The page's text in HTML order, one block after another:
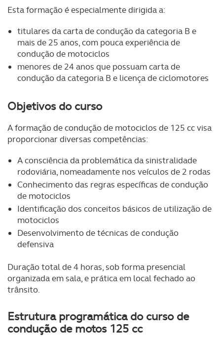
Esta formação é especialmente dirigida a:
titulares da carta de condução da categoria B e
mais de 25 anos, com pouca experiência de
condução de motociclos
menores de 24 anos que possuam carta de
condução da categoria B e licença de ciclomotores
Objetivos do curso
A formação de condução de motociclos de 125 cc visa
proporcionar diversas competências:
A consciência da problemática da sinistralidade
rodoviária, nomeadamente nos veículos de 2 rodas
Conhecimento das regras específicas de condução
de motociclos
Identificação dos conceitos básicos de utilização de
motociclos
Desenvolvimento de técnicas de condução
defensiva
Duração total de 4 horas, sob forma presencial
organizada em sala, e prática em local fechado ao
trânsito.
Estrutura programática do curso de
condução de motos 125 cc